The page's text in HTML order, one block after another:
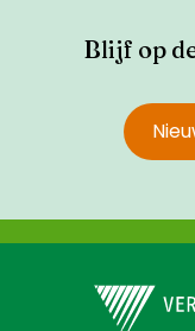
Blijf op